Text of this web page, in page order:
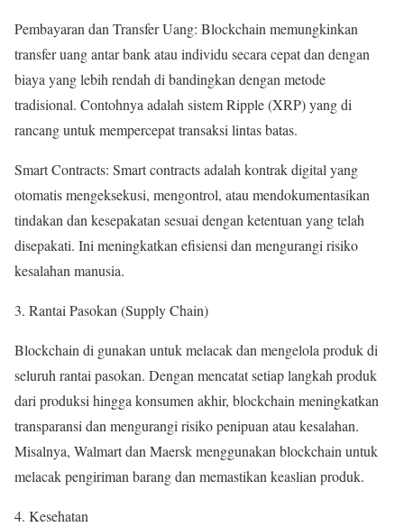
Pembayaran dan Transfer Uang: Blockchain memungkinkan
transfer uang antar bank atau individu secara cepat dan dengan
biaya yang lebih rendah di bandingkan dengan metode
tradisional. Contohnya adalah sistem Ripple (XRP) yang di
rancang untuk mempercepat transaksi lintas batas.
Smart Contracts: Smart contracts adalah kontrak digital yang
otomatis mengeksekusi, mengontrol, atau mendokumentasikan
tindakan dan kesepakatan sesuai dengan ketentuan yang telah
disepakati. Ini meningkatkan efisiensi dan mengurangi risiko
kesalahan manusia.
3. Rantai Pasokan (Supply Chain)
Blockchain di gunakan untuk melacak dan mengelola produk di
seluruh rantai pasokan. Dengan mencatat setiap langkah produk
dari produksi hingga konsumen akhir, blockchain meningkatkan
transparansi dan mengurangi risiko penipuan atau kesalahan.
Misalnya, Walmart dan Maersk menggunakan blockchain untuk
melacak pengiriman barang dan memastikan keaslian produk.
4. Kesehatan